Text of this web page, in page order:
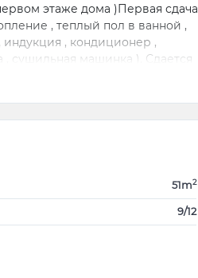
этаже дома )Первая сдача
, теплый пол в ванной ,
индукция , кондиционер ,
сушильная машинка ). Сдается
беспокоить.
51m2
9/12